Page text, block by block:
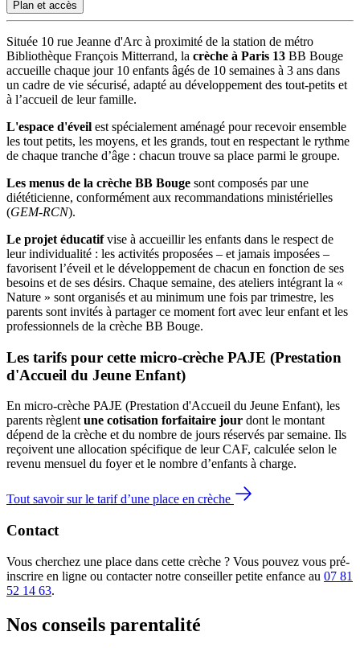
Plan et accès
Située 10 rue Jeanne d'Arc à proximité de la station de métro
Bibliothèque François Mitterrand, la crèche à Paris 13 BB Bouge
accueille chaque jour 10 enfants âgés de 10 semaines à 3 ans dans
un cadre de vie sécurisé, adapté au développement des tout-petits et
à l’accueil de leur famille.
L'espace d'éveil est spécialement aménagé pour recevoir ensemble
les tout petits, les moyens, et les grands, tout en respectant le rythme
de chaque tranche d’âge : chacun trouve sa place parmi le groupe.
Les menus de la crèche BB Bouge sont composés par une
diététicienne, conformément aux recommandations ministérielles
(GEM-RCN).
Le projet éducatifvise à accueillir les enfants dans le respect de
leur individualité : les activités proposées – et jamais imposées –
favorisent l’éveil et le développement de chacun en fonction de ses
besoins et de ses désirs. Chaque semaine, des ateliers intégrant la «
Nature » sont organisés et au minimum une fois par trimestre, les
parents sont invités à partager ce moment fort avec leur enfant et les
professionnels de la crèche BB Bouge.
Les tarifs pour cette micro-crèche PAJE (Prestation
d'Accueil du Jeune Enfant)
En micro-crèche PAJE (Prestation d'Accueil du Jeune Enfant), les
parents règlent une cotisation forfaitaire jour dont le montant
dépend de la crèche et du nombre de jours réservés par semaine. Ils
reçoivent une allocation spécifique de leur CAF, calculée selon le
revenu mensuel du foyer et le nombre d’enfants à charge.
Tout savoir sur le tarif d’une place en crèche
Contact
Vous cherchez une place dans cette crèche ? Vous pouvez vous pré-
inscrire en ligne ou contacter notre conseiller petite enfance au 07 81
52 14 63.
Nos conseils parentalité